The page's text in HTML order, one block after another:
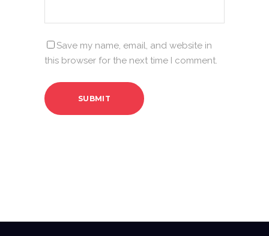
Save my name, email, and website in
this browser for the next time I comment.